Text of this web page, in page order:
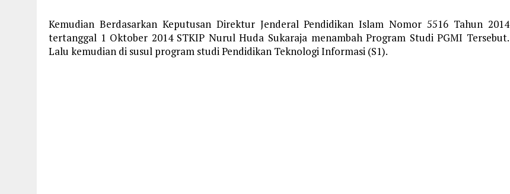
Kemudian Berdasarkan Keputusan Direktur Jenderal Pendidikan Islam Nomor 5516 Tahun 2014
tertanggal 1 Oktober 2014 STKIP Nurul Huda Sukaraja menambah Program Studi PGMI Tersebut.
Lalu kemudian di susul program studi Pendidikan Teknologi Informasi (S1).